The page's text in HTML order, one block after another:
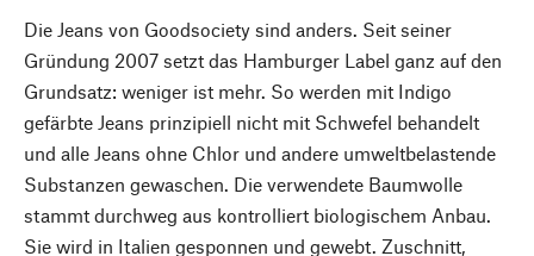
Die Jeans von Goodsociety sind anders. Seit seiner
Gründung 2007 setzt das Hamburger Label ganz auf den
Grundsatz: weniger ist mehr. So werden mit Indigo
gefärbte Jeans prinzipiell nicht mit Schwefel behandelt
und alle Jeans ohne Chlor und andere umweltbelastende
Substanzen gewaschen. Die verwendete Baumwolle
stammt durchweg aus kontrolliert biologischem Anbau.
Sie wird in Italien gesponnen und gewebt. Zuschnitt,